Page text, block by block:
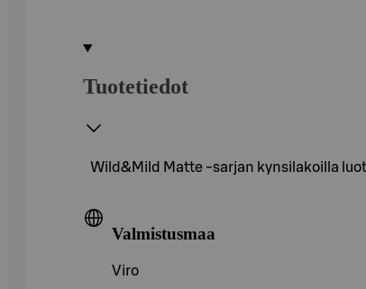
Tuotetiedot
Wild&Mild Matte -sarjan kynsilakoilla
Valmistusmaa
Viro